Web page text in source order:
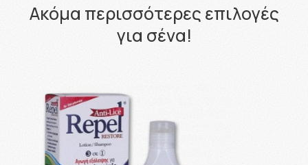
Ακόμα περισσότερες επιλογές
για σένα!